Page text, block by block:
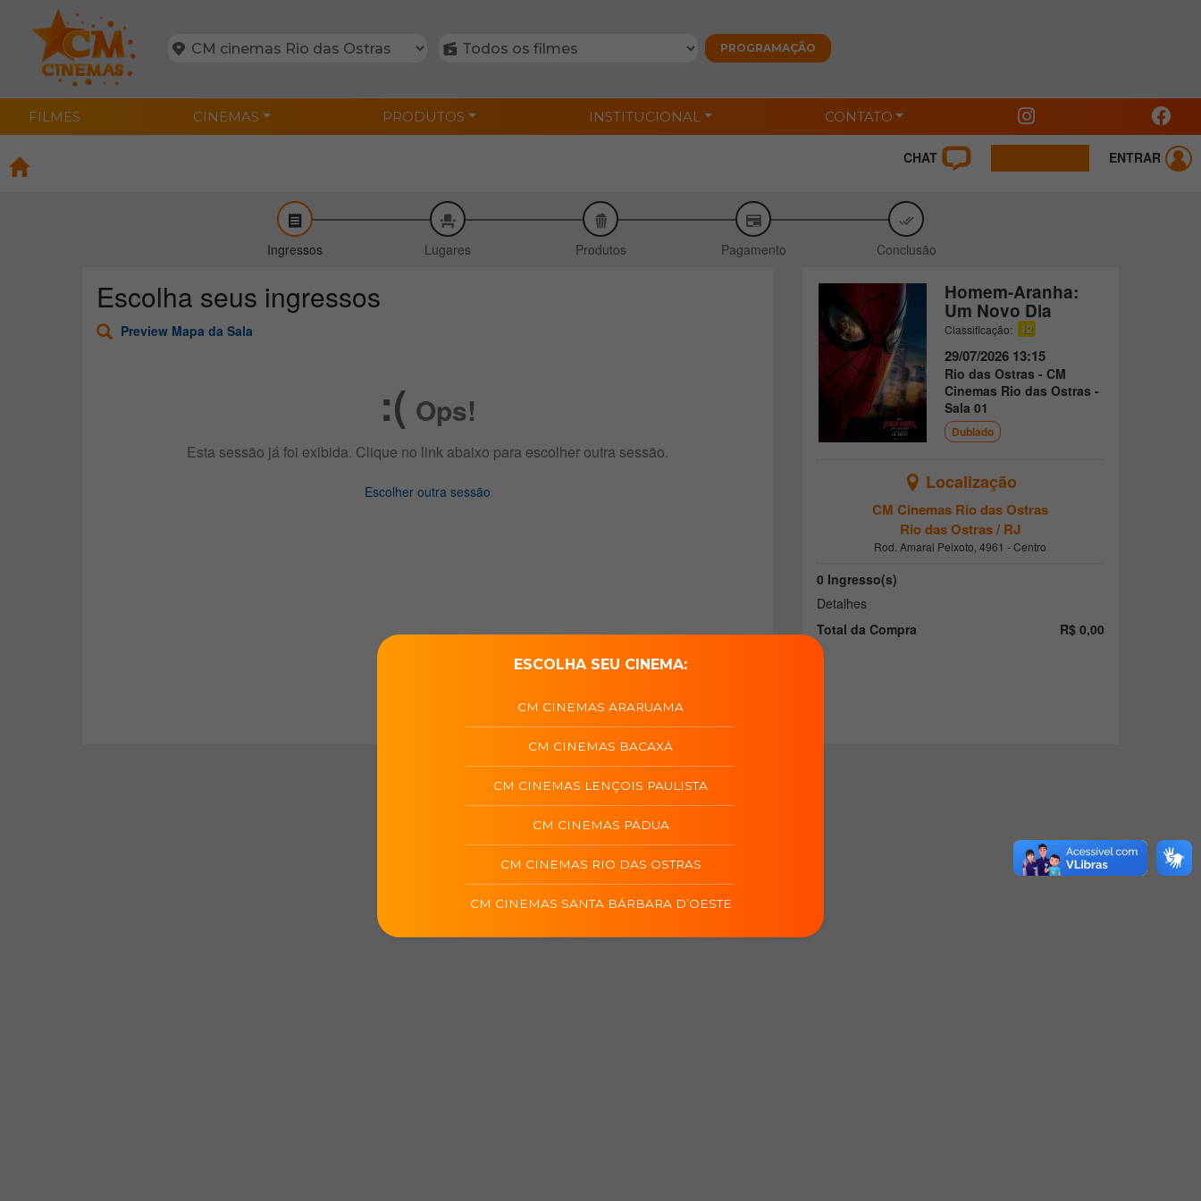
FILMES CINEMAS PRODUTOS INSTITUCIONAL CONTATO
ESCOLHA SEU CINEMA:
CM CINEMAS ARARUAMA
CM CINEMAS BACAXÁ
CM CINEMAS LENÇOIS PAULISTA
CM CINEMAS PÁDUA
CM CINEMAS RIO DAS OSTRAS
CM CINEMAS SANTA BÁRBARA D’OESTE